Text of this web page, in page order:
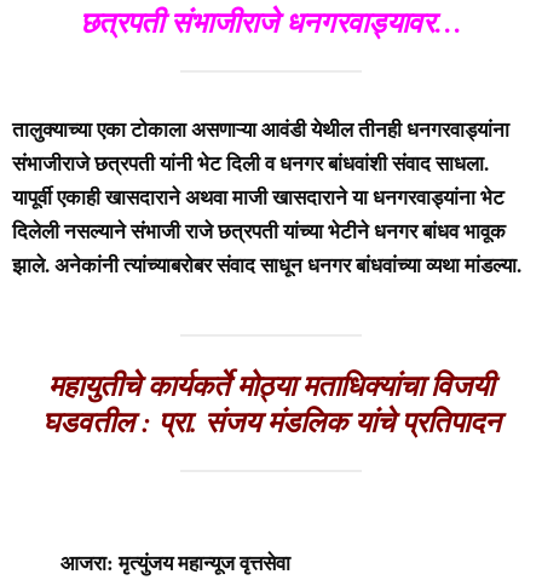
छत्रपती संभाजीराजे धनगरवाड्यावर…
तालुक्याच्या एका टोकाला असणाऱ्या आवंडी येथील तीनही धनगरवाड्यांना
संभाजीराजे छत्रपती यांनी भेट दिली व धनगर बांधवांशी संवाद साधला.
यापूर्वी एकाही खासदाराने अथवा माजी खासदाराने या धनगरवाड्यांना भेट
दिलेली नसल्याने संभाजी राजे छत्रपती यांच्या भेटीने धनगर बांधव भावूक
झाले. अनेकांनी त्यांच्याबरोबर संवाद साधून धनगर बांधवांच्या व्यथा मांडल्या.
महायुतीचे कार्यकर्ते मोठ्या मताधिक्यांचा विजयी
घडवतील : प्रा. संजय मंडलिक यांचे प्रतिपादन
आजरा: मृत्युंजय महान्यूज वृत्तसेवा